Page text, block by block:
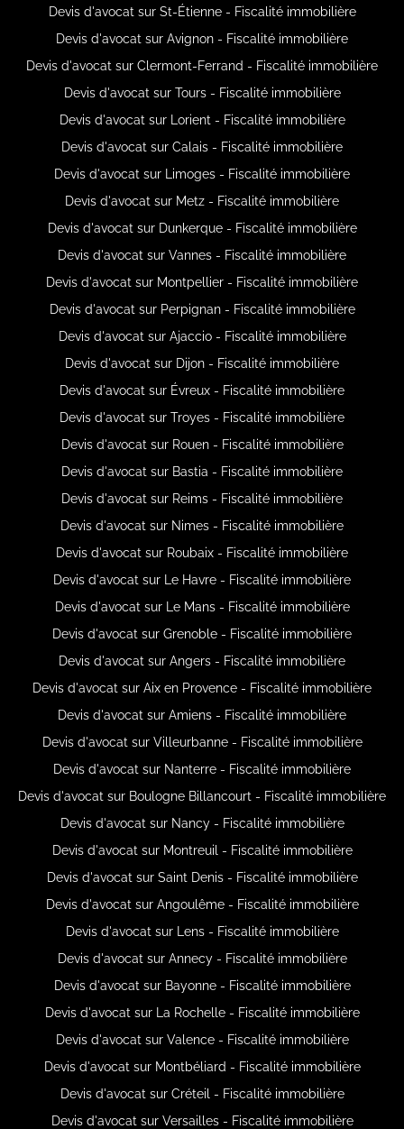
Devis d'avocat sur St-Étienne - Fiscalité immobilière
Devis d'avocat sur Avignon - Fiscalité immobilière
Devis d'avocat sur Clermont-Ferrand - Fiscalité immobilière
Devis d'avocat sur Tours - Fiscalité immobilière
Devis d'avocat sur Lorient - Fiscalité immobilière
Devis d'avocat sur Calais - Fiscalité immobilière
Devis d'avocat sur Limoges - Fiscalité immobilière
Devis d'avocat sur Metz - Fiscalité immobilière
Devis d'avocat sur Dunkerque - Fiscalité immobilière
Devis d'avocat sur Vannes - Fiscalité immobilière
Devis d'avocat sur Montpellier - Fiscalité immobilière
Devis d'avocat sur Perpignan - Fiscalité immobilière
Devis d'avocat sur Ajaccio - Fiscalité immobilière
Devis d'avocat sur Dijon - Fiscalité immobilière
Devis d'avocat sur Évreux - Fiscalité immobilière
Devis d'avocat sur Troyes - Fiscalité immobilière
Devis d'avocat sur Rouen - Fiscalité immobilière
Devis d'avocat sur Bastia - Fiscalité immobilière
Devis d'avocat sur Reims - Fiscalité immobilière
Devis d'avocat sur Nimes - Fiscalité immobilière
Devis d'avocat sur Roubaix - Fiscalité immobilière
Devis d'avocat sur Le Havre - Fiscalité immobilière
Devis d'avocat sur Le Mans - Fiscalité immobilière
Devis d'avocat sur Grenoble - Fiscalité immobilière
Devis d'avocat sur Angers - Fiscalité immobilière
Devis d'avocat sur Aix en Provence - Fiscalité immobilière
Devis d'avocat sur Amiens - Fiscalité immobilière
Devis d'avocat sur Villeurbanne - Fiscalité immobilière
Devis d'avocat sur Nanterre - Fiscalité immobilière
Devis d'avocat sur Boulogne Billancourt - Fiscalité immobilière
Devis d'avocat sur Nancy - Fiscalité immobilière
Devis d'avocat sur Montreuil - Fiscalité immobilière
Devis d'avocat sur Saint Denis - Fiscalité immobilière
Devis d'avocat sur Angoulême - Fiscalité immobilière
Devis d'avocat sur Lens - Fiscalité immobilière
Devis d'avocat sur Annecy - Fiscalité immobilière
Devis d'avocat sur Bayonne - Fiscalité immobilière
Devis d'avocat sur La Rochelle - Fiscalité immobilière
Devis d'avocat sur Valence - Fiscalité immobilière
Devis d'avocat sur Montbéliard - Fiscalité immobilière
Devis d'avocat sur Créteil - Fiscalité immobilière
Devis d'avocat sur Versailles - Fiscalité immobilière